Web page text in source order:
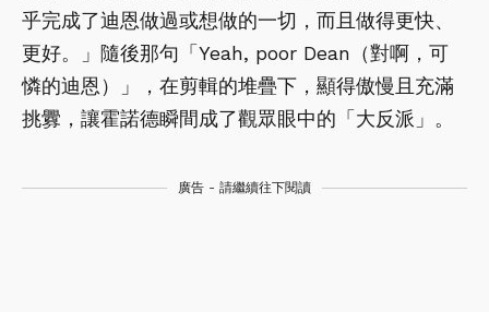
乎完成了迪恩做過或想做的一切，而且做得更快、
更好。」隨後那句「Yeah, poor Dean（對啊，可
憐的迪恩）」，在剪輯的堆疊下，顯得傲慢且充滿
挑釁，讓霍諾德瞬間成了觀眾眼中的「大反派」。
廣告 - 請繼續往下閱讀